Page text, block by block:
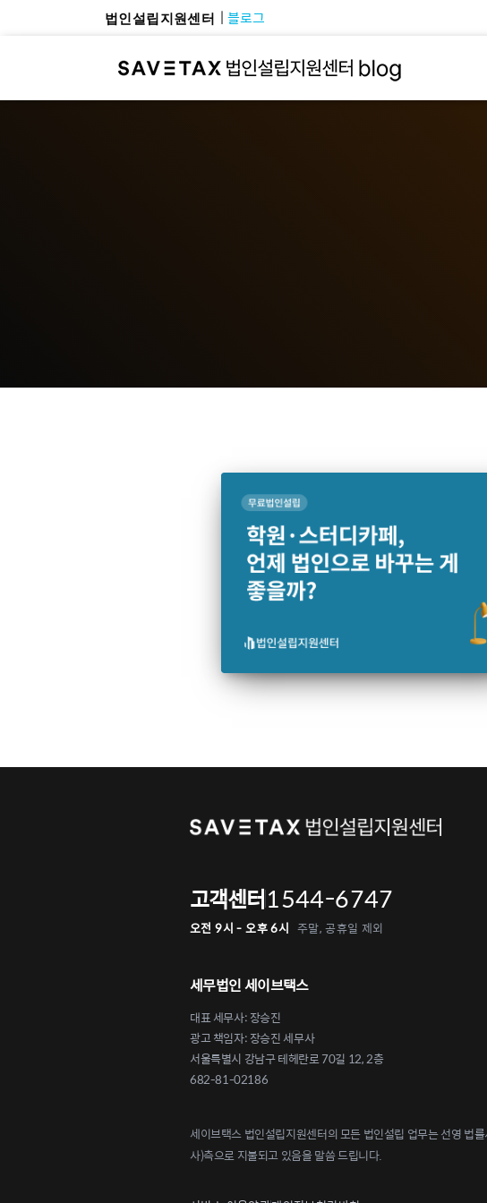
법인설립지원센터 블로그
고객센터1544-6747
오전 9시 - 오후 6시 주말, 공휴일 제외
세무법인 세이브택스
대표 세무사: 장승진
광고 책임자: 장승진 세무사
서울특별시 강남구 테헤란로 70길 12, 2층
682-81-02186
세이브택스 법인설립지원센터의 모든 법인설립 업무는 선영 법
사)측으로 지불되고 있음을 말씀 드립니다.